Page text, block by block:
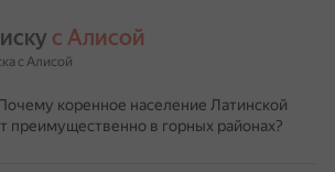
с Алисой
с Алисой
коренное население Латинской
преимущественно в горных районах?